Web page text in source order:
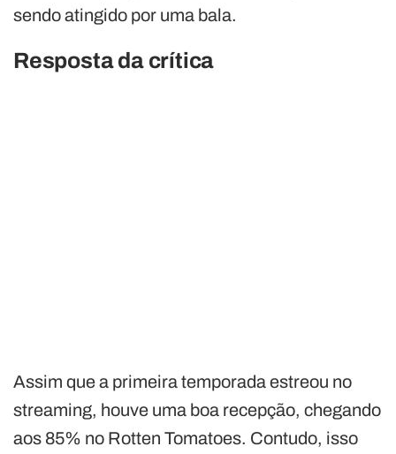
sendo atingido por uma bala.
Resposta da crítica
Assim que a primeira temporada estreou no
streaming, houve uma boa recepção, chegando
aos 85% no Rotten Tomatoes. Contudo, isso